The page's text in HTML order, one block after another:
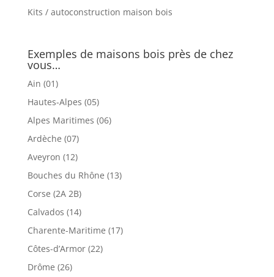
Kits / autoconstruction maison bois
Exemples de maisons bois près de chez
vous…
Ain (01)
Hautes-Alpes (05)
Alpes Maritimes (06)
Ardèche (07)
Aveyron (12)
Bouches du Rhône (13)
Corse (2A 2B)
Calvados (14)
Charente-Maritime (17)
Côtes-d’Armor (22)
Drôme (26)